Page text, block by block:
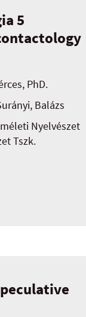
5
PhD.
Balázs
Nyelvészet
Tszk.